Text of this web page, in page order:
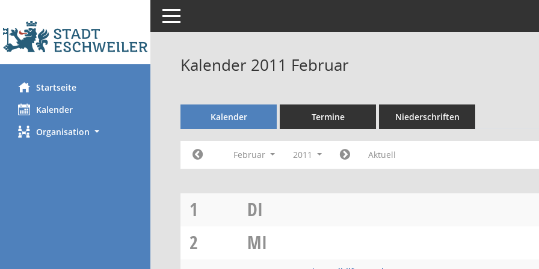
Startseite
Kalender
Organisation
Toggle navigation
Kalender 2011 Februar
Kalender Termine Niederschriften
Februar 2011 Aktuell
1
DI
2
MI